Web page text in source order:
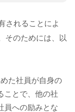
されることによ
そのためには、以
た社員が自身の
ことで、他の社
員への励みとな